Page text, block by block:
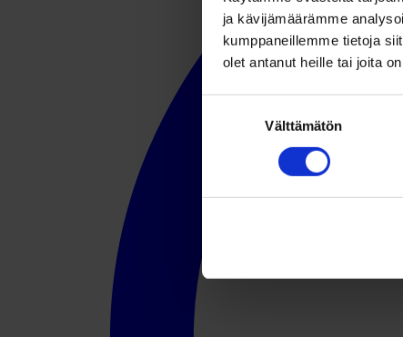
ja kävijämäärämme
kumppaneillemme tietoja
olet antanut heille tai joita
Välttämätön